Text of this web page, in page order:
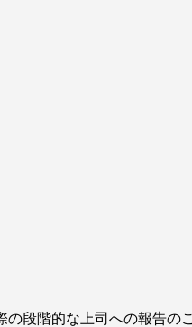
段階的な上司への報告